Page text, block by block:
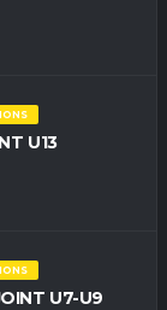
U13
U7-U9